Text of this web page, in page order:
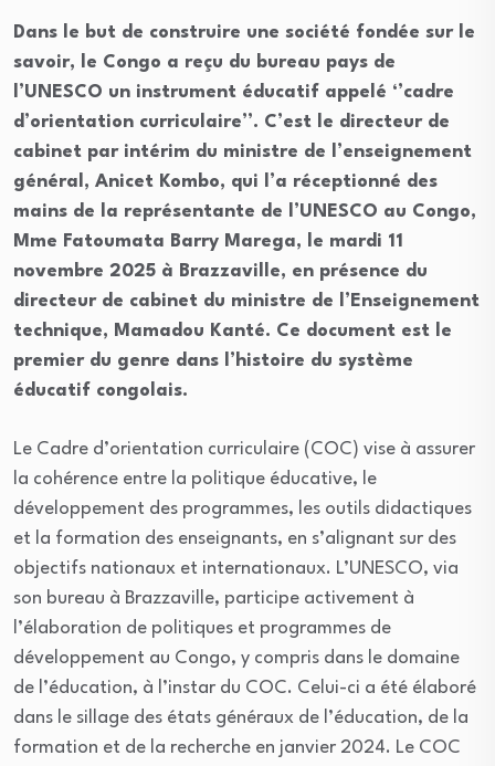
Dans le but de construire une société fondée sur le
savoir, le Congo a reçu du bureau pays de
l’UNESCO un instrument éducatif appelé ‘’cadre
d’orientation curriculaire’’. C’est le directeur de
cabinet par intérim du ministre de l’enseignement
général, Anicet Kombo, qui l’a réceptionné des
mains de la représentante de l’UNESCO au Congo,
Mme Fatoumata Barry Marega, le mardi 11
novembre 2025 à Brazzaville, en présence du
directeur de cabinet du ministre de l’Enseignement
technique, Mamadou Kanté. Ce document est le
premier du genre dans l’histoire du système
éducatif congolais.
Le Cadre d’orientation curriculaire (COC) vise à assurer
la cohérence entre la politique éducative, le
développement des programmes, les outils didactiques
et la formation des enseignants, en s’alignant sur des
objectifs nationaux et internationaux. L’UNESCO, via
son bureau à Brazzaville, participe activement à
l’élaboration de politiques et programmes de
développement au Congo, y compris dans le domaine
de l’éducation, à l’instar du COC. Celui-ci a été élaboré
dans le sillage des états généraux de l’éducation, de la
formation et de la recherche en janvier 2024. Le COC